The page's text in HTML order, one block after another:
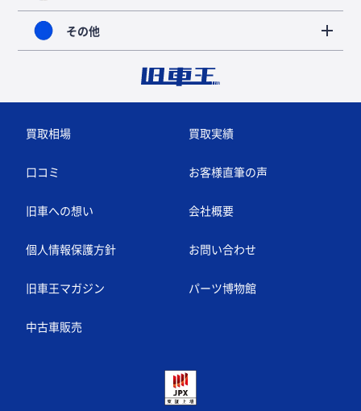
その他
買取相場 買取実績
口コミ お客様直筆の声
旧車への想い 会社概要
個人情報保護方針 お問い合わせ
旧車王マガジン パーツ博物館
中古車販売